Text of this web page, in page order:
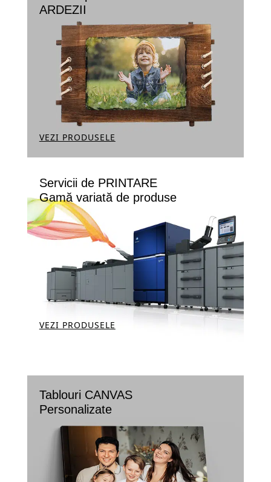
ARDEZII
VEZI PRODUSELE
Servicii de PRINTARE
Gamă variată de produse
VEZI PRODUSELE
Tablouri CANVAS
Personalizate